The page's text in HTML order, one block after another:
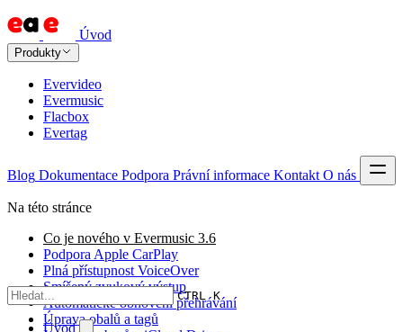
Úvod
Produkty
Evervideo
Evermusic
Flacbox
Evertag
Blog Dokumentace Podpora Právní informace Kontakt O nás
CTRL K
Úvod
Na této stránce
Co je nového v Evermusic 3.6
Podpora Apple CarPlay
Plná přístupnost VoiceOver
Smíšený zvukový výstup
Automatické obnovení přehrávání
Úprava obalů a tagů